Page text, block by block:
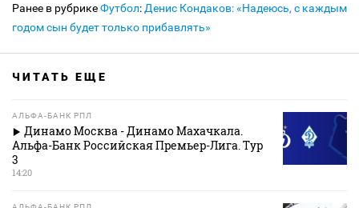
Ранее в рубрикеФутбол: Денис Кондаков: «Надеюсь, с каждым
годом сын будет только прибавлять»
ЧИТАТЬ ЕЩЕ
АЛЬФА-БАНК РПЛ
Динамо Москва - Динамо Махачкала.
Альфа-Банк Российская Премьер-Лига. Тур
3
14:20